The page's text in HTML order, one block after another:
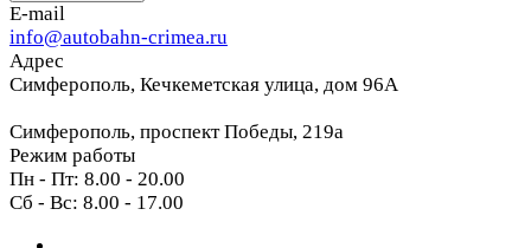
E-mail
info@autobahn-crimea.ru
Адрес
Симферополь, Кечкеметская улица, дом 96А
Симферополь, проспект Победы, 219а
Режим работы
Пн - Пт: 8.00 - 20.00
Сб - Вс: 8.00 - 17.00